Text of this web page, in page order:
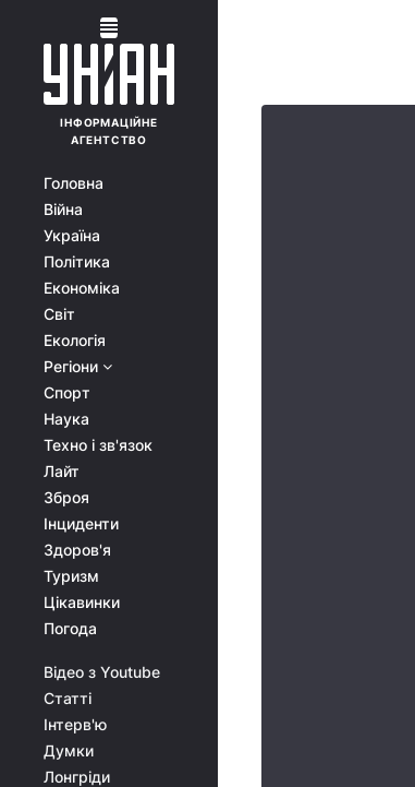
ІНФОРМАЦІЙНЕ
АГЕНТСТВО
Головна
Війна
Україна
Політика
Економіка
Світ
Екологія
Регіони
Спорт
Наука
Техно і зв'язок
Лайт
Зброя
Інциденти
Здоров'я
Туризм
Цікавинки
Погода
Відео з Youtube
Статті
Інтерв'ю
Думки
Лонгріди